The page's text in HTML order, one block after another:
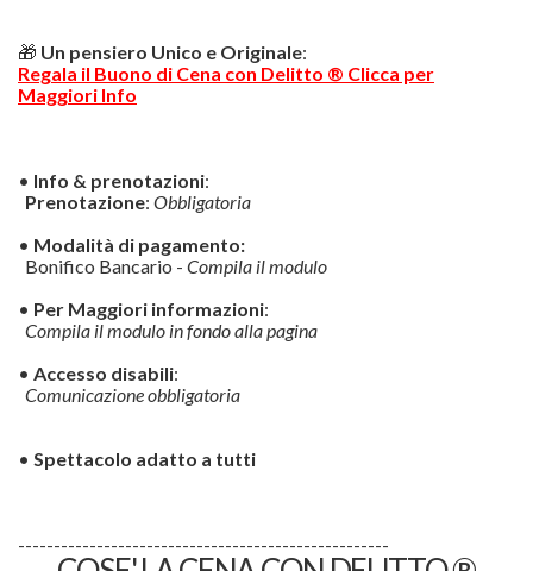
🎁 Un pensiero Unico e Originale:
Regala il Buono di Cena con Delitto ® Clicca per
Maggiori Info
• Info & prenotazioni:
Prenotazione: Obbligatoria
• Modalità di pagamento:
Bonifico Bancario - Compila il modulo
• Per Maggiori informazioni:
Compila il modulo in fondo alla pagina
• Accesso disabili:
Comunicazione obbligatoria
• Spettacolo adatto a tutti
----------------------------------------------------